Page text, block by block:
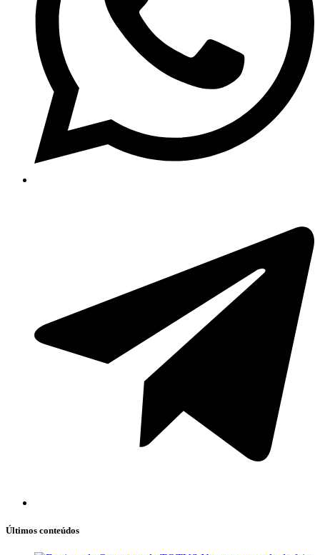
Últimos conteúdos